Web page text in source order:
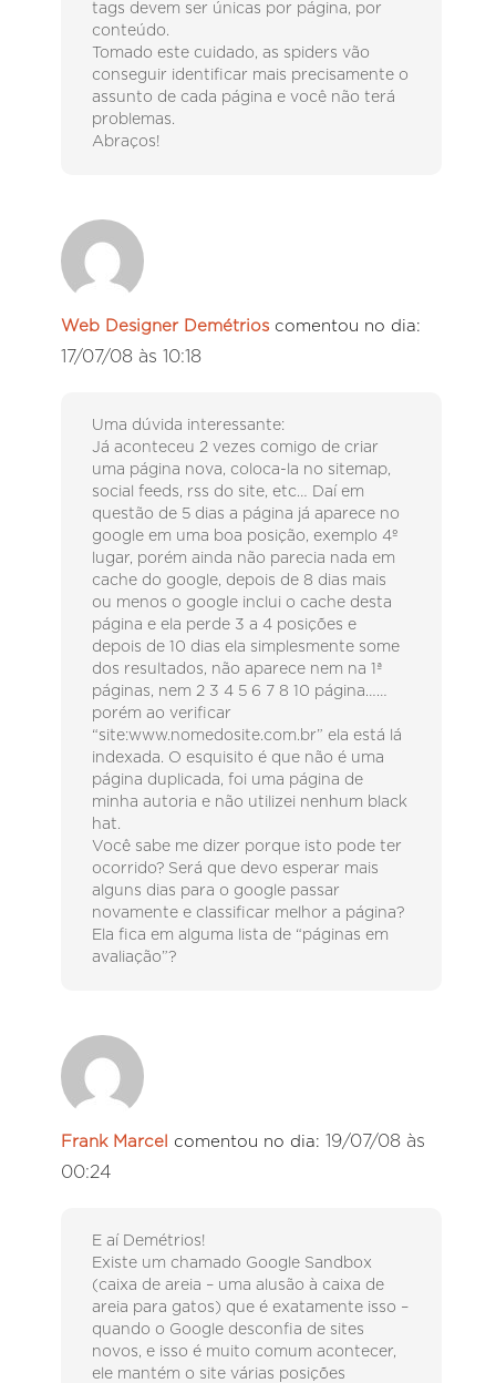
tags devem ser únicas por página, por
conteúdo.
Tomado este cuidado, as spiders vão
conseguir identificar mais precisamente o
assunto de cada página e você não terá
problemas.
Abraços!
Web Designer Demétrios comentou no dia:
17/07/08 às 10:18
Uma dúvida interessante:
Já aconteceu 2 vezes comigo de criar
uma página nova, coloca-la no sitemap,
social feeds, rss do site, etc… Daí em
questão de 5 dias a página já aparece no
google em uma boa posição, exemplo 4º
lugar, porém ainda não parecia nada em
cache do google, depois de 8 dias mais
ou menos o google inclui o cache desta
página e ela perde 3 a 4 posições e
depois de 10 dias ela simplesmente some
dos resultados, não aparece nem na 1ª
páginas, nem 2 3 4 5 6 7 8 10 página……
porém ao verificar
“site:www.nomedosite.com.br” ela está lá
indexada. O esquisito é que não é uma
página duplicada, foi uma página de
minha autoria e não utilizei nenhum black
hat.
Você sabe me dizer porque isto pode ter
ocorrido? Será que devo esperar mais
alguns dias para o google passar
novamente e classificar melhor a página?
Ela fica em alguma lista de “páginas em
avaliação”?
Frank Marcel comentou no dia: 19/07/08 às
00:24
E aí Demétrios!
Existe um chamado Google Sandbox
(caixa de areia – uma alusão à caixa de
areia para gatos) que é exatamente isso –
quando o Google desconfia de sites
novos, e isso é muito comum acontecer,
ele mantém o site várias posições